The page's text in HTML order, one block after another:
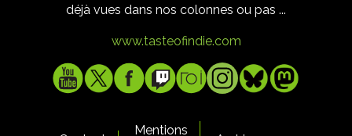
déjà vues dans nos colonnes ou pas ...
www.tasteofindie.com
Mentions